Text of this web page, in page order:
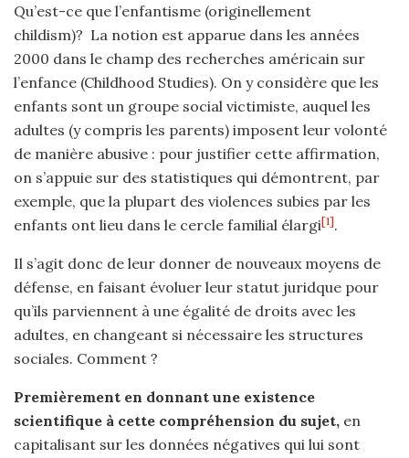
Qu’est-ce que l’enfantisme (originellement
childism)? La notion est apparue dans les années
2000 dans le champ des recherches américain sur
l’enfance (Childhood Studies). On y considère que les
enfants sont un groupe social victimiste, auquel les
adultes (y compris les parents) imposent leur volonté
de manière abusive : pour justifier cette affirmation,
on s’appuie sur des statistiques qui démontrent, par
exemple, que la plupart des violences subies par les
enfants ont lieu dans le cercle familial élargi[1].
Il s’agit donc de leur donner de nouveaux moyens de
défense, en faisant évoluer leur statut juridque pour
qu’ils parviennent à une égalité de droits avec les
adultes, en changeant si nécessaire les structures
sociales. Comment ?
Premièrement en donnant une existence
scientifique à cette compréhension du sujet, en
capitalisant sur les données négatives qui lui sont